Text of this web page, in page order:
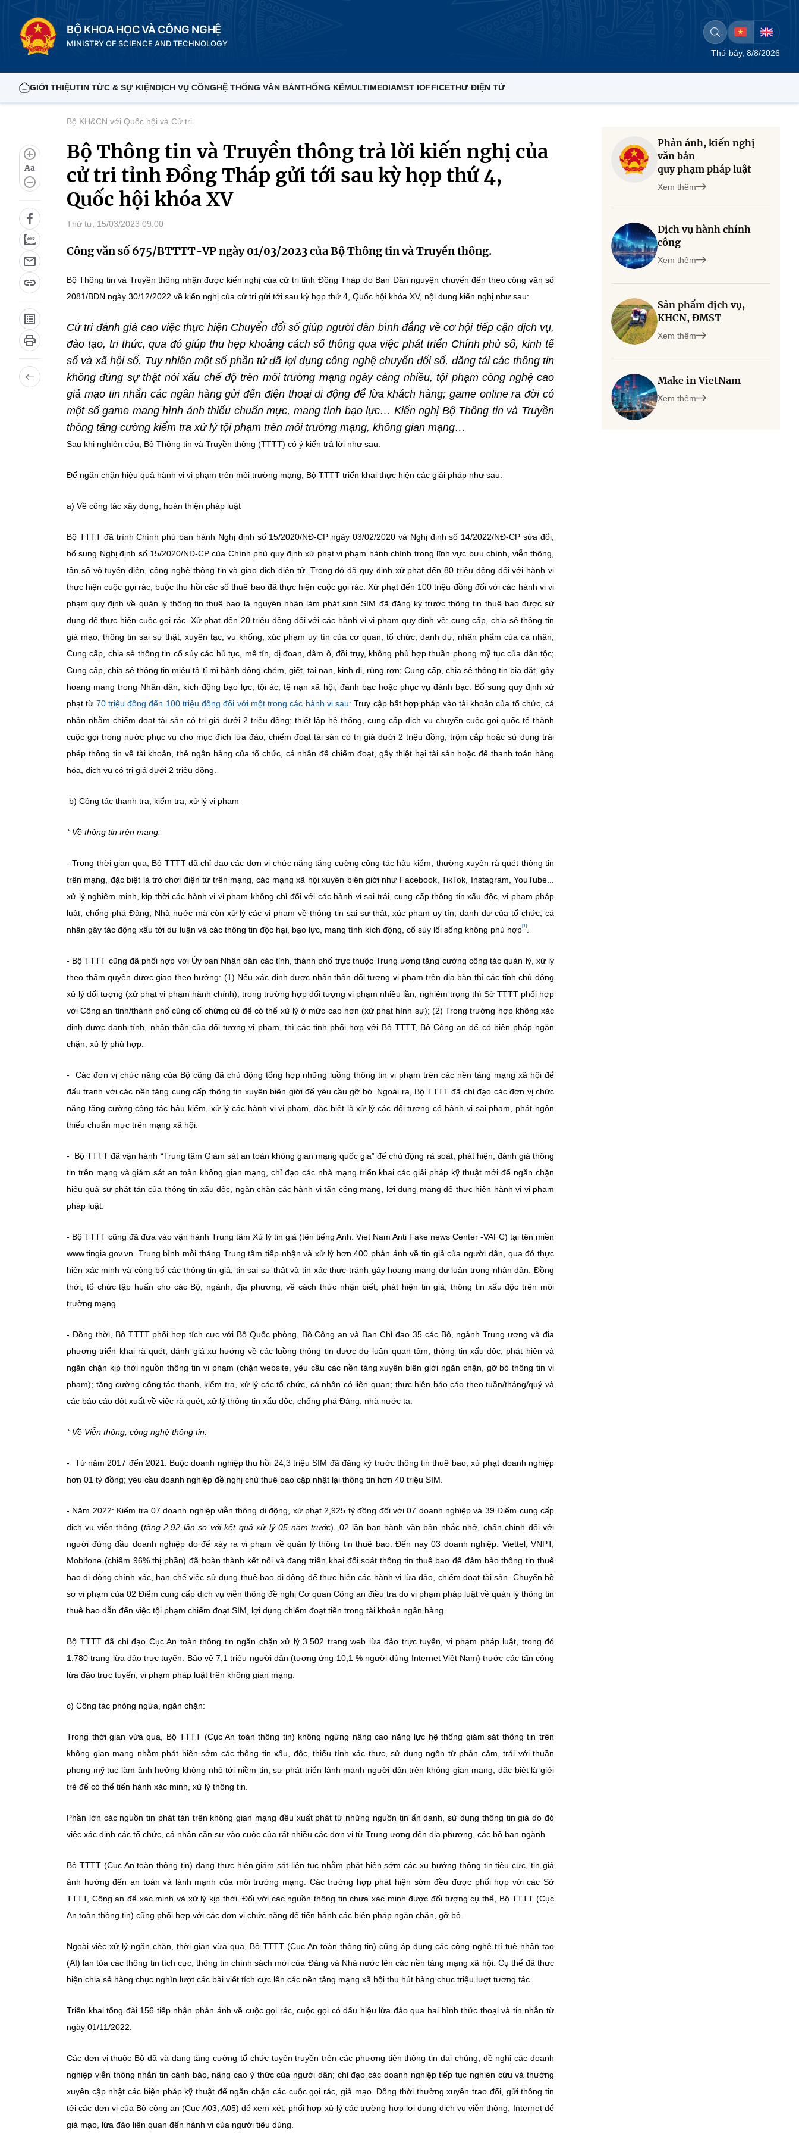
BỘ KHOA HỌC VÀ CÔNG NGHỆ
MINISTRY OF SCIENCE AND TECHNOLOGY
Thứ bảy, 8/8/2026
GIỚI THIỆUTIN TỨC & SỰ KIỆNDỊCH VỤ CÔNGHỆ THỐNG VĂN BẢNTHỐNG KÊMULTIMEDIAMST IOFFICETHƯ ĐIỆN TỬ
Aa
Bộ KH&CN với Quốc hội và Cử tri
Bộ Thông tin và Truyền thông trả lời kiến nghị của
cử tri tỉnh Đồng Tháp gửi tới sau kỳ họp thứ 4,
Quốc hội khóa XV
Thứ tư, 15/03/2023 09:00
Công văn số 675/BTTTT-VP ngày 01/03/2023 của Bộ Thông tin và Truyền thông.
Bộ Thông tin và Truyền thông nhận được kiến nghị của cử tri tỉnh Đồng Tháp do Ban Dân nguyện chuyển đến theo công văn số
2081/BDN ngày 30/12/2022 về kiến nghị của cử tri gửi tới sau kỳ họp thứ 4, Quốc hội khóa XV, nội dung kiến nghị như sau:
Cử tri đánh giá cao việc thực hiện Chuyển đổi số giúp người dân bình đẳng về cơ hội tiếp cận dịch vụ,
đào tạo, tri thức, qua đó giúp thu hẹp khoảng cách số thông qua việc phát triển Chính phủ số, kinh tế
số và xã hội số. Tuy nhiên một số phần tử đã lợi dụng công nghệ chuyển đổi số, đăng tải các thông tin
không đúng sự thật nói xấu chế độ trên môi trường mạng ngày càng nhiều, tội phạm công nghệ cao
giả mạo tin nhắn các ngân hàng gửi đến điện thoại di động để lừa khách hàng; game online ra đời có
một số game mang hình ảnh thiếu chuẩn mực, mang tính bạo lực… Kiến nghị Bộ Thông tin và Truyền
thông tăng cường kiểm tra xử lý tội phạm trên môi trường mạng, không gian mạng…
Sau khi nghiên cứu, Bộ Thông tin và Truyền thông (TTTT) có ý kiến trả lời như sau:
Để ngăn chặn hiệu quả hành vi vi phạm trên môi trường mạng, Bộ TTTT triển khai thực hiện các giải pháp như sau:
a) Về công tác xây dựng, hoàn thiện pháp luật
Bộ TTTT đã trình Chính phủ ban hành Nghị định số 15/2020/NĐ-CP ngày 03/02/2020 và Nghị định số 14/2022/NĐ-CP sửa đổi,
bổ sung Nghị định số 15/2020/NĐ-CP của Chính phủ quy định xử phạt vi phạm hành chính trong lĩnh vực bưu chính, viễn thông,
tần số vô tuyến điện, công nghệ thông tin và giao dịch điện tử. Trong đó đã quy định xử phạt đến 80 triệu đồng đối với hành vi
thực hiện cuộc gọi rác; buộc thu hồi các số thuê bao đã thực hiện cuộc gọi rác. Xử phạt đến 100 triệu đồng đối với các hành vi vi
phạm quy định về quản lý thông tin thuê bao là nguyên nhân làm phát sinh SIM đã đăng ký trước thông tin thuê bao được sử
dụng để thực hiện cuộc gọi rác. Xử phạt đến 20 triệu đồng đối với các hành vi vi phạm quy định về: cung cấp, chia sẻ thông tin
giả mạo, thông tin sai sự thật, xuyên tạc, vu khống, xúc phạm uy tín của cơ quan, tổ chức, danh dự, nhân phẩm của cá nhân;
Cung cấp, chia sẻ thông tin cổ súy các hủ tục, mê tín, dị đoan, dâm ô, đồi trụy, không phù hợp thuần phong mỹ tục của dân tộc;
Cung cấp, chia sẻ thông tin miêu tả tỉ mỉ hành động chém, giết, tai nạn, kinh dị, rùng rợn; Cung cấp, chia sẻ thông tin bịa đặt, gây
hoang mang trong Nhân dân, kích động bạo lực, tội ác, tệ nạn xã hội, đánh bạc hoặc phục vụ đánh bạc. Bổ sung quy định xử
phạt từ 70 triệu đồng đến 100 triệu đồng đối với một trong các hành vi sau: Truy cập bất hợp pháp vào tài khoản của tổ chức, cá
nhân nhằm chiếm đoạt tài sản có trị giá dưới 2 triệu đồng; thiết lập hệ thống, cung cấp dịch vụ chuyển cuộc gọi quốc tế thành
cuộc gọi trong nước phục vụ cho mục đích lừa đảo, chiếm đoạt tài sản có trị giá dưới 2 triệu đồng; trộm cắp hoặc sử dụng trái
phép thông tin về tài khoản, thẻ ngân hàng của tổ chức, cá nhân để chiếm đoạt, gây thiệt hại tài sản hoặc để thanh toán hàng
hóa, dịch vụ có trị giá dưới 2 triệu đồng.
b) Công tác thanh tra, kiểm tra, xử lý vi phạm
* Về thông tin trên mạng:
- Trong thời gian qua, Bộ TTTT đã chỉ đạo các đơn vị chức năng tăng cường công tác hậu kiểm, thường xuyên rà quét thông tin
trên mạng, đặc biệt là trò chơi điện tử trên mạng, các mạng xã hội xuyên biên giới như Facebook, TikTok, Instagram, YouTube...
xử lý nghiêm minh, kịp thời các hành vi vi phạm không chỉ đối với các hành vi sai trái, cung cấp thông tin xấu độc, vi phạm pháp
luật, chống phá Đảng, Nhà nước mà còn xử lý các vi phạm về thông tin sai sự thật, xúc phạm uy tín, danh dự của tổ chức, cá
nhân gây tác động xấu tới dư luận và các thông tin độc hại, bạo lực, mang tính kích động, cổ súy lối sống không phù hợp[1]
- Bộ TTTT cũng đã phối hợp với Ủy ban Nhân dân các tỉnh, thành phố trực thuộc Trung ương tăng cường công tác quản lý, xử lý
theo thẩm quyền được giao theo hướng: (1) Nếu xác định được nhân thân đối tượng vi phạm trên địa bàn thì các tỉnh chủ động
xử lý đối tượng (xử phạt vi phạm hành chính); trong trường hợp đối tượng vi phạm nhiều lần, nghiêm trọng thì Sở TTTT phối hợp
với Công an tỉnh/thành phố củng cố chứng cứ để có thể xử lý ở mức cao hơn (xử phạt hình sự); (2) Trong trường hợp không xác
định được danh tính, nhân thân của đối tượng vi phạm, thì các tỉnh phối hợp với Bộ TTTT, Bộ Công an để có biện pháp ngăn
chặn, xử lý phù hợp.
- Các đơn vị chức năng của Bộ cũng đã chủ động tổng hợp những luồng thông tin vi phạm trên các nền tảng mạng xã hội để
đấu tranh với các nền tảng cung cấp thông tin xuyên biên giới để yêu cầu gỡ bỏ. Ngoài ra, Bộ TTTT đã chỉ đạo các đơn vị chức
năng tăng cường công tác hậu kiểm, xử lý các hành vi vi phạm, đặc biệt là xử lý các đối tượng có hành vi sai phạm, phát ngôn
thiếu chuẩn mực trên mạng xã hội.
- Bộ TTTT đã vận hành “Trung tâm Giám sát an toàn không gian mạng quốc gia” để chủ động rà soát, phát hiện, đánh giá thông
tin trên mạng và giám sát an toàn không gian mạng, chỉ đạo các nhà mạng triển khai các giải pháp kỹ thuật mới để ngăn chặn
hiệu quả sự phát tán của thông tin xấu độc, ngăn chặn các hành vi tấn công mạng, lợi dụng mạng để thực hiện hành vi vi phạm
pháp luật.
- Bộ TTTT cũng đã đưa vào vận hành Trung tâm Xử lý tin giả (tên tiếng Anh: Viet Nam Anti Fake news Center -VAFC) tại tên miền
www.tingia.gov.vn. Trung bình mỗi tháng Trung tâm tiếp nhận và xử lý hơn 400 phản ánh về tin giả của người dân, qua đó thực
hiện xác minh và công bố các thông tin giả, tin sai sự thật và tin xác thực tránh gây hoang mang dư luận trong nhân dân. Đồng
thời, tổ chức tập huấn cho các Bộ, ngành, địa phương, về cách thức nhận biết, phát hiện tin giả, thông tin xấu độc trên môi
trường mạng.
- Đồng thời, Bộ TTTT phối hợp tích cực với Bộ Quốc phòng, Bộ Công an và Ban Chỉ đạo 35 các Bộ, ngành Trung ương và địa
phương triển khai rà quét, đánh giá xu hướng về các luồng thông tin được dư luận quan tâm, thông tin xấu độc; phát hiện và
ngăn chặn kịp thời nguồn thông tin vi phạm (chặn website, yêu cầu các nền tảng xuyên biên giới ngăn chặn, gỡ bỏ thông tin vi
phạm); tăng cường công tác thanh, kiểm tra, xử lý các tổ chức, cá nhân có liên quan; thực hiện báo cáo theo tuần/tháng/quý và
các báo cáo đột xuất về việc rà quét, xử lý thông tin xấu độc, chống phá Đảng, nhà nước ta.
* Về Viễn thông, công nghệ thông tin:
- Từ năm 2017 đến 2021: Buộc doanh nghiệp thu hồi 24,3 triệu SIM đã đăng ký trước thông tin thuê bao; xử phạt doanh nghiệp
hơn 01 tỷ đồng; yêu cầu doanh nghiệp đề nghị chủ thuê bao cập nhật lại thông tin hơn 40 triệu SIM.
- Năm 2022: Kiểm tra 07 doanh nghiệp viễn thông di động, xử phạt 2,925 tỷ đồng đối với 07 doanh nghiệp và 39 Điểm cung cấp
dịch vụ viễn thông (tăng 2,92 lần so với kết quả xử lý 05 năm trước). 02 lần ban hành văn bản nhắc nhở, chấn chỉnh đối với
người đứng đầu doanh nghiệp do để xảy ra vi phạm về quản lý thông tin thuê bao. Đến nay 03 doanh nghiệp: Viettel, VNPT,
Mobifone (chiếm 96% thị phần) đã hoàn thành kết nối và đang triển khai đối soát thông tin thuê bao để đảm bảo thông tin thuê
bao di động chính xác, hạn chế việc sử dụng thuê bao di động để thực hiện các hành vi lừa đảo, chiếm đoạt tài sản. Chuyển hồ
sơ vi phạm của 02 Điểm cung cấp dịch vụ viễn thông đề nghị Cơ quan Công an điều tra do vi phạm pháp luật về quản lý thông tin
thuê bao dẫn đến việc tội phạm chiếm đoạt SIM, lợi dụng chiếm đoạt tiền trong tài khoản ngân hàng.
Bộ TTTT đã chỉ đạo Cục An toàn thông tin ngăn chặn xử lý 3.502 trang web lừa đảo trực tuyến, vi phạm pháp luật, trong đó
1.780 trang lừa đảo trực tuyến. Bảo vệ 7,1 triệu người dân (tương ứng 10,1 % người dùng Internet Việt Nam) trước các tấn công
lừa đảo trực tuyến, vi phạm pháp luật trên không gian mạng.
c) Công tác phòng ngừa, ngăn chặn:
Trong thời gian vừa qua, Bộ TTTT (Cục An toàn thông tin) không ngừng nâng cao năng lực hệ thống giám sát thông tin trên
không gian mạng nhằm phát hiện sớm các thông tin xấu, độc, thiếu tính xác thực, sử dụng ngôn từ phản cảm, trái với thuần
phong mỹ tục làm ảnh hưởng không nhỏ tới niềm tin, sự phát triển lành mạnh người dân trên không gian mạng, đặc biệt là giới
trẻ để có thể tiến hành xác minh, xử lý thông tin.
Phần lớn các nguồn tin phát tán trên không gian mạng đều xuất phát từ những nguồn tin ẩn danh, sử dụng thông tin giả do đó
việc xác định các tổ chức, cá nhân cần sự vào cuộc của rất nhiều các đơn vị từ Trung ương đến địa phương, các bộ ban ngành.
Bộ TTTT (Cục An toàn thông tin) đang thực hiện giám sát liên tục nhằm phát hiện sớm các xu hướng thông tin tiêu cực, tin giả
ảnh hưởng đến an toàn và lành mạnh của môi trường mạng. Các trường hợp phát hiện sớm đều được phối hợp với các Sở
TTTT, Công an để xác minh và xử lý kịp thời. Đối với các nguồn thông tin chưa xác minh được đối tượng cụ thể, Bộ TTTT (Cục
An toàn thông tin) cũng phối hợp với các đơn vị chức năng để tiến hành các biện pháp ngăn chặn, gỡ bỏ.
Ngoài việc xử lý ngăn chặn, thời gian vừa qua, Bộ TTTT (Cục An toàn thông tin) cũng áp dụng các công nghệ trí tuệ nhân tạo
(AI) lan tỏa các thông tin tích cực, thông tin chính sách mới của Đảng và Nhà nước lên các nền tảng mạng xã hội. Cụ thể đã thưc
hiện chia sẻ hàng chục nghìn lượt các bài viết tích cực lên các nền tảng mạng xã hội thu hút hàng chục triệu lượt tương tác.
Triển khai tổng đài 156 tiếp nhận phản ánh về cuộc gọi rác, cuộc gọi có dấu hiệu lừa đảo qua hai hình thức thoại và tin nhắn từ
ngày 01/11/2022.
Các đơn vị thuộc Bộ đã và đang tăng cường tổ chức tuyên truyền trên các phương tiện thông tin đại chúng, đề nghị các doanh
nghiệp viễn thông nhắn tin cảnh báo, nâng cao ý thức của người dân; chỉ đạo các doanh nghiệp tiếp tục nghiên cứu và thường
xuyên cập nhật các biện pháp kỹ thuật để ngăn chặn các cuộc gọi rác, giả mạo. Đồng thời thường xuyên trao đổi, gửi thông tin
tới các đơn vị của Bộ công an (Cục A03, A05) để xem xét, phối hợp xử lý các trường hợp lợi dụng dịch vụ viễn thông, Internet để
giả mạo, lừa đảo liên quan đến hành vi của người tiêu dùng.
Phản ánh, kiến nghị
văn bản
quy phạm pháp luật
Xem thêm
Dịch vụ hành chính
công
Xem thêm
Sản phẩm dịch vụ,
KHCN, ĐMST
Xem thêm
Make in VietNam
Xem thêm